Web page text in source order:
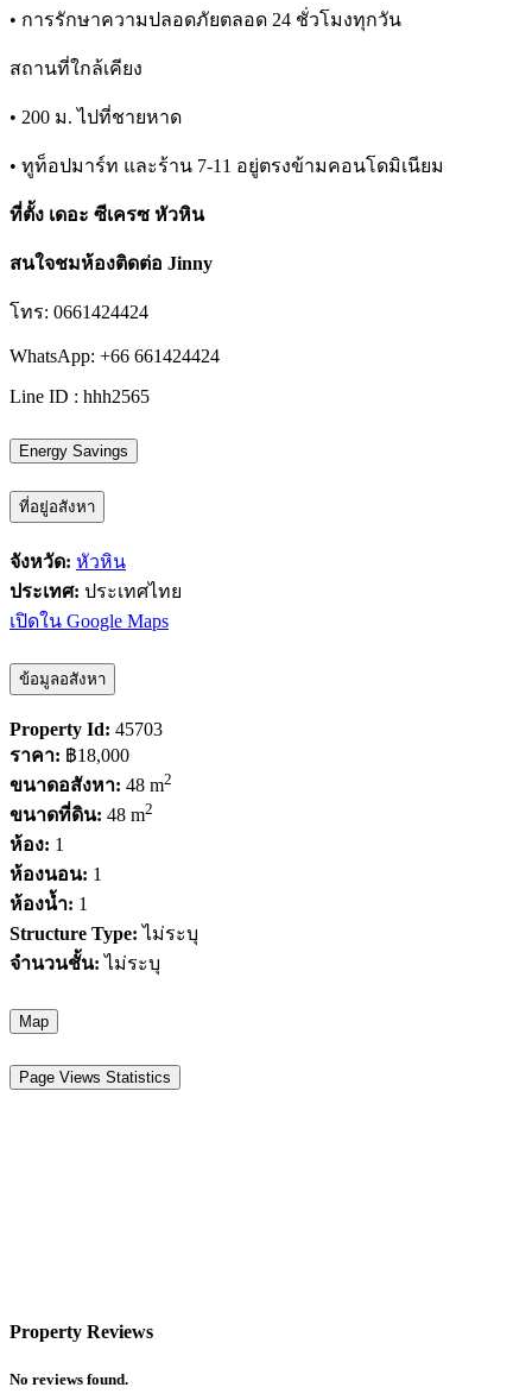
• การรักษาความปลอดภัยตลอด 24 ชั่วโมงทุกวัน
สถานที่ใกล้เคียง
• 200 ม. ไปที่ชายหาด
• ทูท็อปมาร์ท และร้าน 7-11 อยู่ตรงข้ามคอนโดมิเนียม
ที่ตั้ง เดอะ ซีเครซ หัวหิน
สนใจชมห้องติดต่อ Jinny
โทร: 0661424424
WhatsApp: +66 661424424
Line ID : hhh2565
Energy Savings
ที่อยู่อสังหา
จังหวัด: หัวหิน
ประเทศ: ประเทศไทย
เปิดใน Google Maps
ข้อมูลอสังหา
Property Id: 45703
ราคา: ฿18,000
ขนาดอสังหา: 48 m2
ขนาดที่ดิน: 48 m2
ห้อง: 1
ห้องนอน: 1
ห้องน้ำ: 1
Structure Type: ไม่ระบุ
จำนวนชั้น: ไม่ระบุ
Map
Page Views Statistics
Property Reviews
No reviews found.